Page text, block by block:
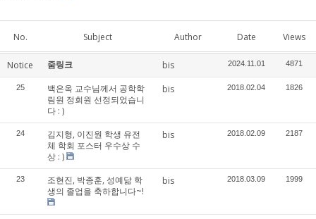
No. Subject Author Date Views
Notice 줌링크 bis 2024.11.01 4871
25
백은옥 교수님께서 공학학
림원 정회원 선정되었습니
다 : )
bis 2018.02.04 1826
24
김지형, 이진원 학생 유전
체 학회 포스터 우수상 수
상 : )
bis 2018.02.09 2187
23
조현진, 박종훈, 성예닮 학
생의 졸업을 축하합니다~!
bis 2018.03.09 1999